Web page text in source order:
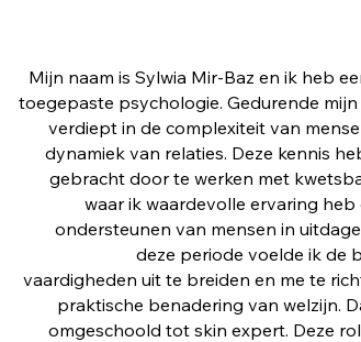
Mijn naam is Sylwia Mir-Baz en ik heb
toegepaste psychologie. Gedurende
verdiept in de complexiteit van
dynamiek van relaties. Deze kennis
gebracht door te werken met
waar ik waardevolle ervaring
ondersteunen van mensen in
deze periode voelde ik de
vaardigheden uit te breiden en me te
praktische benadering van welzijn.
omgeschoold tot skin expert. Deze